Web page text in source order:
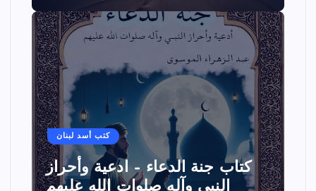
كتب أسد لبنان
كتاب جنة الدعاء – ادعية وأحراز
النبي وآله صلوات الله عليهم